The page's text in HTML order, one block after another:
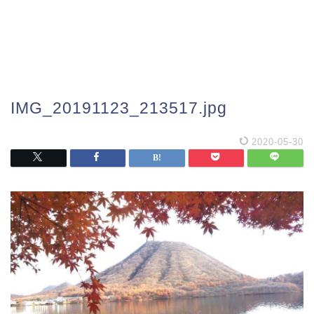
IMG_20191123_213517.jpg
2020-05-30